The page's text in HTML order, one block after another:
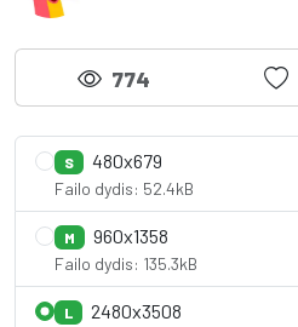
774
S 480x679
Failo dydis: 52.4kB
M 960x1358
Failo dydis: 135.3kB
L 2480x3508